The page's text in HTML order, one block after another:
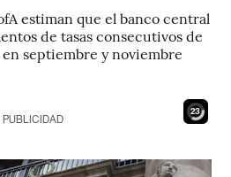
estiman que el banco central
de tasas consecutivos de
septiembre y noviembre
22
PUBLICIDAD